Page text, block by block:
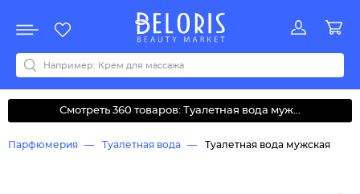
Акции
Все бренды
0-9ABCDEFGHIJKLMNOPQRSTUVWYZАБВДЗИМОКЛНПРСТУФ
Смотреть 360 товаров: Туалетная вода муж...
Парфюмерия Туалетная вода Туалетная вода мужская